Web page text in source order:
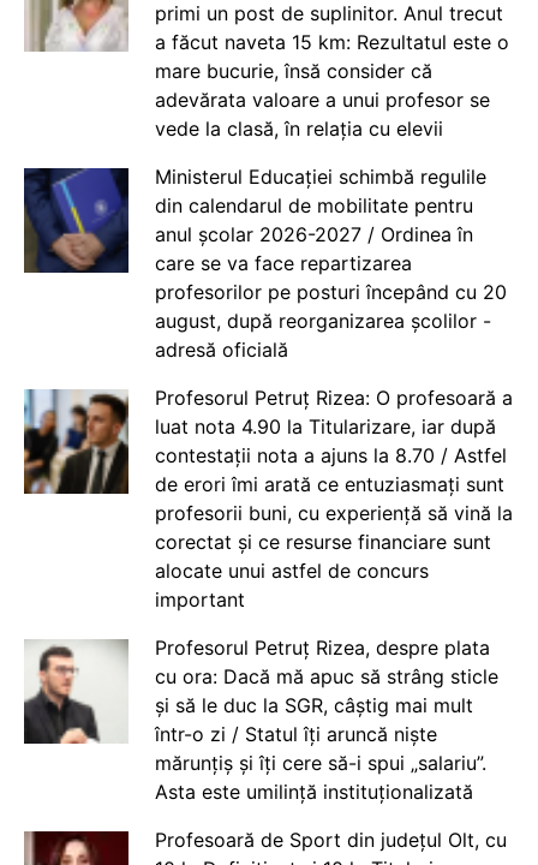
primi un post de suplinitor. Anul trecut
a făcut naveta 15 km: Rezultatul este o
mare bucurie, însă consider că
adevărata valoare a unui profesor se
vede la clasă, în relația cu elevii
Ministerul Educației schimbă regulile
din calendarul de mobilitate pentru
anul școlar 2026-2027 / Ordinea în
care se va face repartizarea
profesorilor pe posturi începând cu 20
august, după reorganizarea școlilor -
adresă oficială
Profesorul Petruț Rizea: O profesoară a
luat nota 4.90 la Titularizare, iar după
contestații nota a ajuns la 8.70 / Astfel
de erori îmi arată ce entuziasmați sunt
profesorii buni, cu experiență să vină la
corectat și ce resurse financiare sunt
alocate unui astfel de concurs
important
Profesorul Petruț Rizea, despre plata
cu ora: Dacă mă apuc să strâng sticle
și să le duc la SGR, câștig mai mult
într-o zi / Statul îți aruncă niște
mărunțiș și îți cere să-i spui „salariu”.
Asta este umilință instituționalizată
Profesoară de Sport din județul Olt, cu